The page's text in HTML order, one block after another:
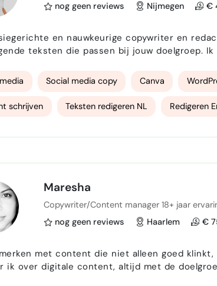
nog geen reviews
Nijmegen €
en nauwkeurige copywriter en
teksten die passen bij jouw doelgroep. Ik kan je helpen
boodschap en lever snel kwalitatieve …
Social media copy Canva
schrijven Teksten redigeren NL Redigeren
Maresha
Copywriter/Content manager 18+ jaar
nog geen reviews
Haarlem €
met content die niet alleen goed
ik over digitale content, altijd met de